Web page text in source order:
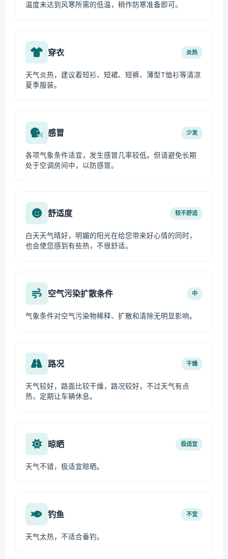
温度未达到风寒所需的低温，稍作防寒准备即可。
穿衣 炎热
天气炎热，建议着短衫、短裙、短裤、薄型T恤衫等清凉
夏季服装。
感冒 少发
各项气象条件适宜，发生感冒几率较低。但请避免长期
处于空调房间中，以防感冒。
舒适度 较不舒适
白天天气晴好，明媚的阳光在给您带来好心情的同时，
也会使您感到有些热，不很舒适。
空气污染扩散条件 中
气象条件对空气污染物稀释、扩散和清除无明显影响。
路况 干燥
天气较好，路面比较干燥，路况较好，不过天气有点
热，定期让车辆休息。
晾晒 极适宜
天气不错，极适宜晾晒。
钓鱼 不宜
天气太热，不适合垂钓。